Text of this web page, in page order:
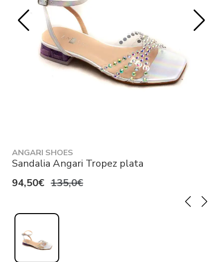
ANGARI SHOES
Sandalia Angari Tropez plata
94,50€ 135,0€